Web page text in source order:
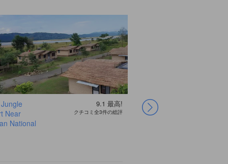
Near
National
9.1 最高!
クチコミ全3件の総評
タイガー トップス
タルー ロッジ